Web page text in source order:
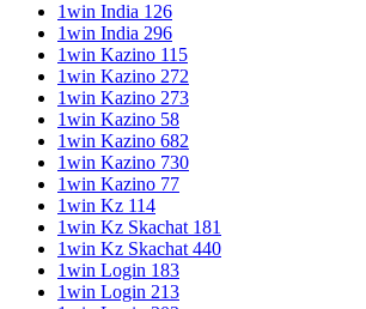
1win India 126
1win India 296
1win Kazino 115
1win Kazino 272
1win Kazino 273
1win Kazino 58
1win Kazino 682
1win Kazino 730
1win Kazino 77
1win Kz 114
1win Kz Skachat 181
1win Kz Skachat 440
1win Login 183
1win Login 213